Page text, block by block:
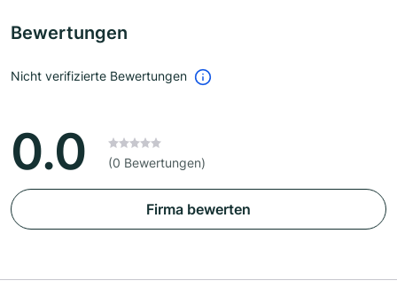
Bewertungen
Nicht verifizierte Bewertungen
0.0 (0 Bewertungen)
Firma bewerten